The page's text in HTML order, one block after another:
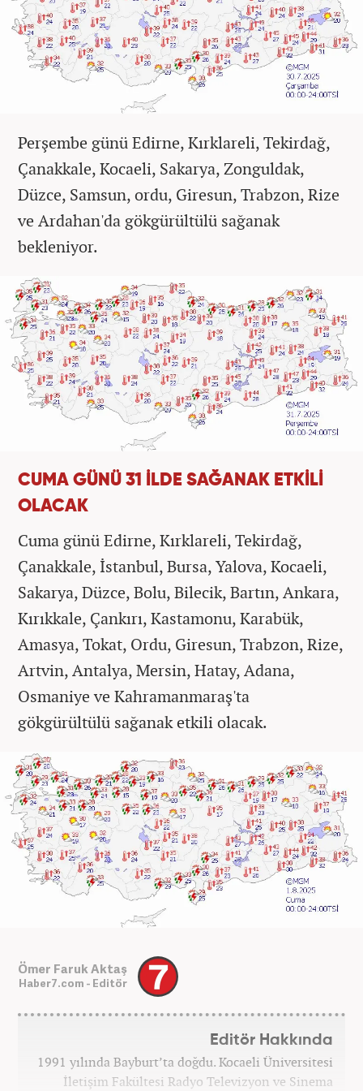
Perşembe günü Edirne, Kırklareli, Tekirdağ,
Çanakkale, Kocaeli, Sakarya, Zonguldak,
Düzce, Samsun, ordu, Giresun, Trabzon, Rize
ve Ardahan'da gökgürültülü sağanak
bekleniyor.
CUMA GÜNÜ 31 İLDE SAĞANAK ETKİLİ
OLACAK
Cuma günü Edirne, Kırklareli, Tekirdağ,
Çanakkale, İstanbul, Bursa, Yalova, Kocaeli,
Sakarya, Düzce, Bolu, Bilecik, Bartın, Ankara,
Kırıkkale, Çankırı, Kastamonu, Karabük,
Amasya, Tokat, Ordu, Giresun, Trabzon, Rize,
Artvin, Antalya, Mersin, Hatay, Adana,
Osmaniye ve Kahramanmaraş'ta
gökgürültülü sağanak etkili olacak.
Ömer Faruk Aktaş
Haber7.com - Editör
Editör Hakkında
1991 yılında Bayburt’ta doğdu. Kocaeli Üniversitesi
İletişim Fakültesi Radyo Televizyon ve Sinema